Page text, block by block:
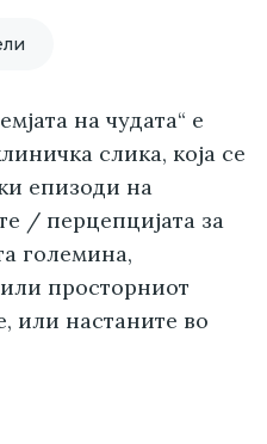
на чудата“ е
слика, која се
епизоди на
/ перцепцијата за
големина,
просторниот
или настаните во